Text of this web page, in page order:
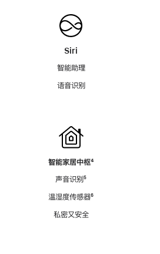
Siri
智能助理
语音识别
智能家居中枢脚
⁴
声音识别脚
⁵
温湿度传感器脚
⁶
私密又安全